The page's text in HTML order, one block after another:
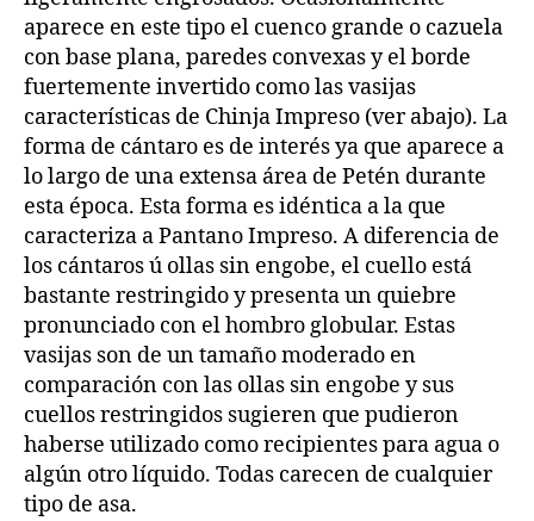
aparece en este tipo el cuenco grande o cazuela
con base plana, paredes convexas y el borde
fuertemente invertido como las vasijas
características de Chinja Impreso (ver abajo). La
forma de cántaro es de interés ya que aparece a
lo largo de una extensa área de Petén durante
esta época. Esta forma es idéntica a la que
caracteriza a Pantano Impreso. A diferencia de
los cántaros ú ollas sin engobe, el cuello está
bastante restringido y presenta un quiebre
pronunciado con el hombro globular. Estas
vasijas son de un tamaño moderado en
comparación con las ollas sin engobe y sus
cuellos restringidos sugieren que pudieron
haberse utilizado como recipientes para agua o
algún otro líquido. Todas carecen de cualquier
tipo de asa.